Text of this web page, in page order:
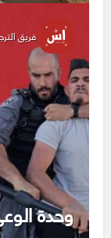
فريق
وحدة